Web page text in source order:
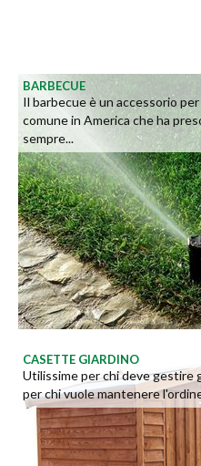
BARBECUE
Il barbecue è un accessorio
comune in America che ha
sempre...
CASETTE GIARDINO
Utilissime per chi deve gestire
per chi vuole mantenere